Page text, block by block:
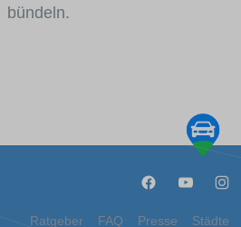
bündeln.
Ratgeber FAQ Presse Städte